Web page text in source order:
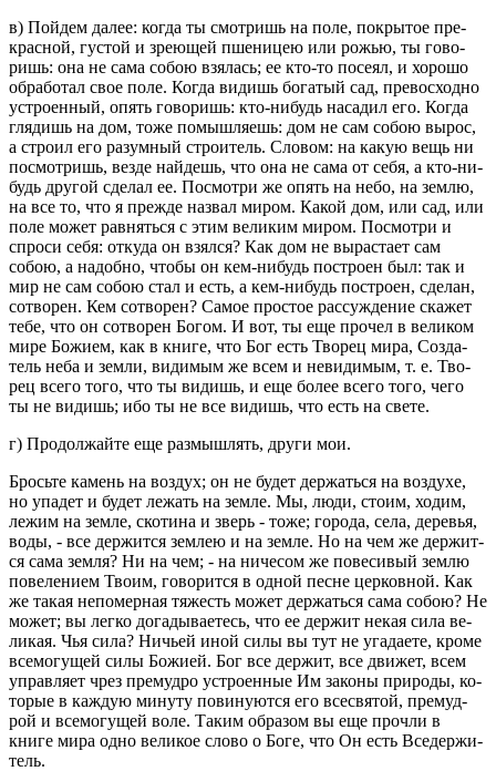
в) Пой­дем далее: когда ты смот­ришь на поле, по­кры­тое пре­
крас­ной, гу­стой и зре­ю­щей пше­ни­цею или рожью, ты го­во­
ришь: она не сама собою взя­лась; ее кто-то по­се­ял, и хо­ро­шо
об­ра­бо­тал свое поле. Когда ви­дишь бо­га­тый сад, пре­вос­ход­но
устро­ен­ный, опять го­во­ришь: кто-ни­будь на­са­дил его. Когда
гля­дишь на дом, тоже по­мыш­ля­ешь: дом не сам собою вырос,
а стро­ил его ра­зум­ный стро­и­тель. Сло­вом: на какую вещь ни
по­смот­ришь, везде най­дешь, что она не сама от себя, а кто-ни­
будь дру­гой сде­лал ее. По­смот­ри же опять на небо, на землю,
на все то, что я пре­жде на­звал миром. Какой дом, или сад, или
поле может рав­нять­ся с этим ве­ли­ким миром. По­смот­ри и
спро­си себя: от­ку­да он взял­ся? Как дом не вы­рас­та­ет сам
собою, а на­доб­но, чтобы он кем-ни­будь по­стро­ен был: так и
мир не сам собою стал и есть, а кем-ни­будь по­стро­ен, сде­лан,
со­тво­рен. Кем со­тво­рен? Самое про­стое рас­суж­де­ние ска­жет
тебе, что он со­тво­рен Богом. И вот, ты еще про­чел в ве­ли­ком
мире Бо­жи­ем, как в книге, что Бог есть Тво­рец мира, Со­зда­
тель неба и земли, ви­ди­мым же всем и неви­ди­мым, т. е. Тво­
рец всего того, что ты ви­дишь, и еще более всего того, чего
ты не ви­дишь; ибо ты не все ви­дишь, что есть на свете.
г) Про­дол­жай­те еще раз­мыш­лять, други мои.
Брось­те ка­мень на воз­дух; он не будет дер­жать­ся на воз­ду­хе,
но упа­дет и будет ле­жать на земле. Мы, люди, стоим, ходим,
лежим на земле, ско­ти­на и зверь - тоже; го­ро­да, села, де­ре­вья,
воды, - все дер­жит­ся зем­лею и на земле. Но на чем же дер­жит­
ся сама земля? Ни на чем; - на ни­че­сом же по­ве­си­вый землю
по­ве­ле­ни­ем Твоим, го­во­рит­ся в одной песне цер­ков­ной. Как
же такая непо­мер­ная тя­жесть может дер­жать­ся сама собою? Не
может; вы легко до­га­ды­ва­е­тесь, что ее дер­жит некая сила ве­
ли­кая. Чья сила? Ни­чьей иной силы вы тут не уга­да­е­те, кроме
все­мо­гу­щей силы Бо­жи­ей. Бог все дер­жит, все дви­жет, всем
управ­ля­ет чрез пре­муд­ро устро­ен­ные Им за­ко­ны при­ро­ды, ко­
то­рые в каж­дую ми­ну­ту по­ви­ну­ют­ся его все­свя­той, пре­муд­
рой и все­мо­гу­щей воле. Таким об­ра­зом вы еще про­чли в
книге мира одно ве­ли­кое слово о Боге, что Он есть Все­дер­жи­
тель.